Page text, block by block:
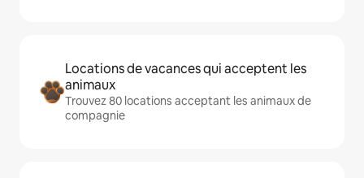
Locations de vacances qui acceptent les
animaux
Trouvez 80 locations acceptant les animaux de
compagnie